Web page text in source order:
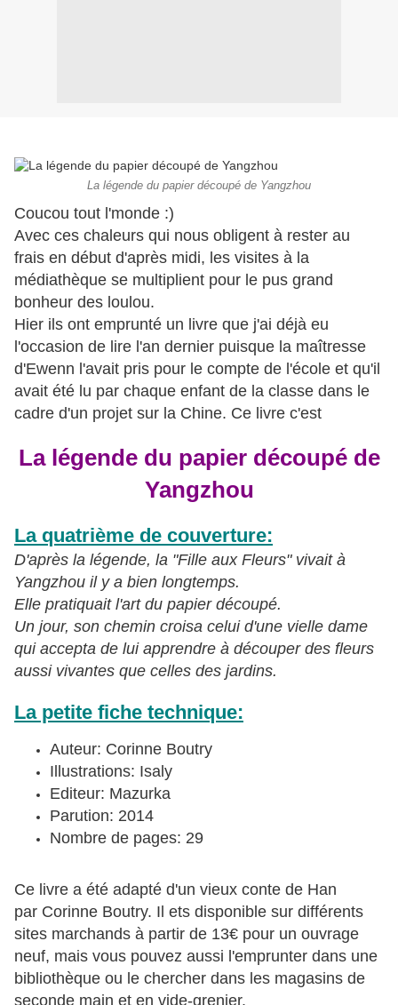
La légende du papier découpé de Yangzhou
Coucou tout l'monde :)
Avec ces chaleurs qui nous obligent à rester au
frais en début d'après midi, les visites à la
médiathèque se multiplient pour le pus grand
bonheur des loulou.
Hier ils ont emprunté un livre que j'ai déjà eu
l'occasion de lire l'an dernier puisque la maîtresse
d'Ewenn l'avait pris pour le compte de l'école et qu'il
avait été lu par chaque enfant de la classe dans le
cadre d'un projet sur la Chine. Ce livre c'est
La légende du papier découpé de
Yangzhou
La quatrième de couverture:
D'après la légende, la "Fille aux Fleurs" vivait à
Yangzhou il y a bien longtemps.
Elle pratiquait l'art du papier découpé.
Un jour, son chemin croisa celui d'une vielle dame
qui accepta de lui apprendre à découper des fleurs
aussi vivantes que celles des jardins.
La petite fiche technique:
Auteur: Corinne Boutry
Illustrations: Isaly
Editeur: Mazurka
Parution: 2014
Nombre de pages: 29
Ce livre a été adapté d'un vieux conte de Han
par Corinne Boutry. Il ets disponible sur différents
sites marchands à partir de 13€ pour un ouvrage
neuf, mais vous pouvez aussi l'emprunter dans une
bibliothèque ou le chercher dans les magasins de
seconde main et en vide-grenier.